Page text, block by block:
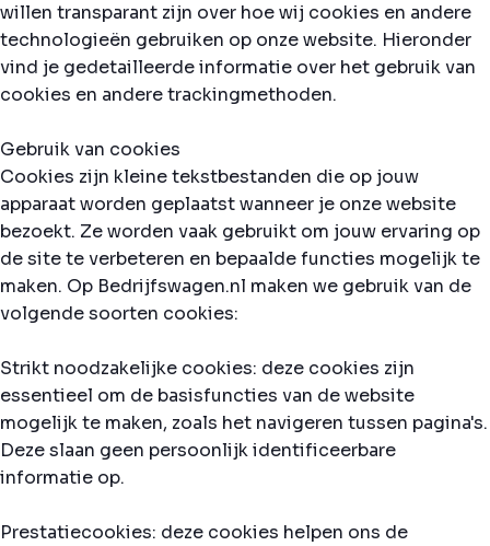
willen transparant zijn over hoe wij cookies en andere
technologieën gebruiken op onze website. Hieronder
vind je gedetailleerde informatie over het gebruik van
cookies en andere trackingmethoden.
Gebruik van cookies
Cookies zijn kleine tekstbestanden die op jouw
apparaat worden geplaatst wanneer je onze website
bezoekt. Ze worden vaak gebruikt om jouw ervaring op
de site te verbeteren en bepaalde functies mogelijk te
maken. Op Bedrijfswagen.nl maken we gebruik van de
volgende soorten cookies:
Strikt noodzakelijke cookies: deze cookies zijn
essentieel om de basisfuncties van de website
mogelijk te maken, zoals het navigeren tussen pagina's.
Deze slaan geen persoonlijk identificeerbare
informatie op.
Prestatiecookies: deze cookies helpen ons de